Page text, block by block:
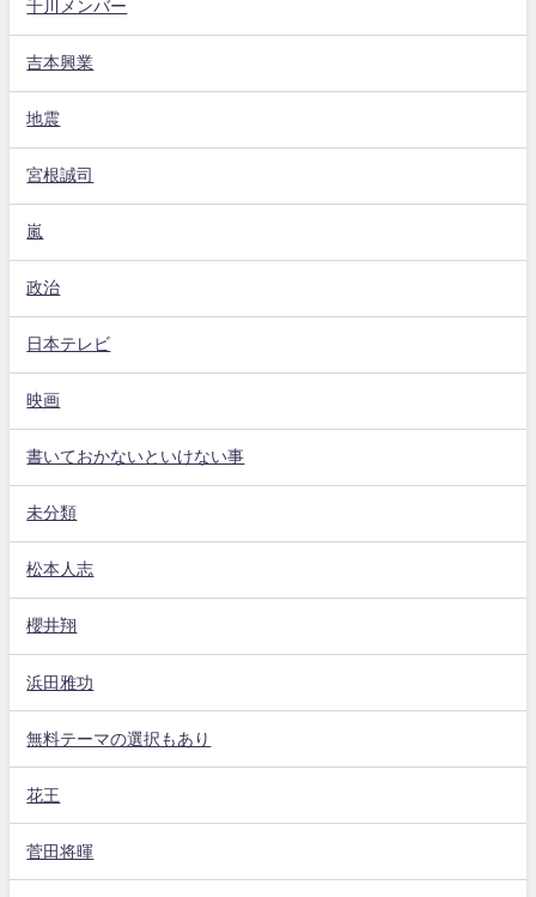
千川メンバー
吉本興業
地震
宮根誠司
嵐
政治
日本テレビ
映画
書いておかないといけない事
未分類
松本人志
櫻井翔
浜田雅功
無料テーマの選択もあり
花王
菅田将暉